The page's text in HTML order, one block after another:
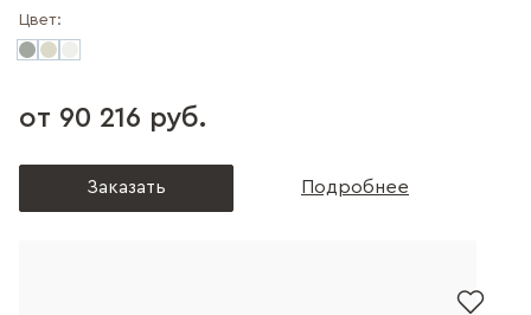
Цвет:
от 90 216 руб.
Заказать Подробнее